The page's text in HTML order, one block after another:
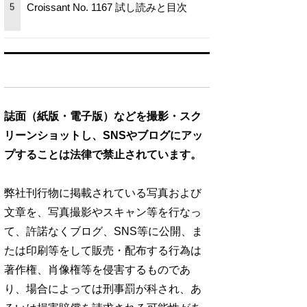
5 Croissant No. 1167 試し読みと目次
誌面（紙版・電子版）などを撮影・スク
リーンショットし、SNSやブログにアッ
プすることは法律で禁止されています。
弊社刊行物に掲載されている写真および
文章を、写真撮影やスキャン等を行なっ
て、許諾なくブログ、SNS等に公開、ま
たは印刷等をして販売・配布する行為は
著作権、肖像権等を侵害するものであ
り、場合によっては刑事罰が科され、あ